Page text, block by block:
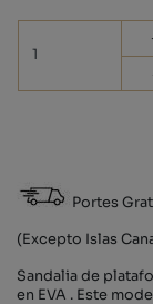
Portes
(Excepto Islas
Sandalia de
en EVA . Este